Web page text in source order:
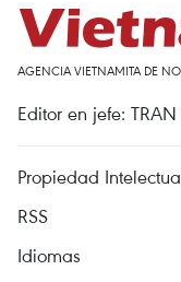
AGENCIA VIETNAMITA DE
Editor en jefe:
Propiedad
RSS
Idiomas